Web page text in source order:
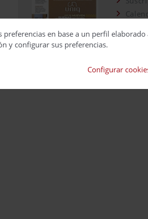
Ver
en base a un perfil elaborado
y configurar sus preferencias.
Configurar